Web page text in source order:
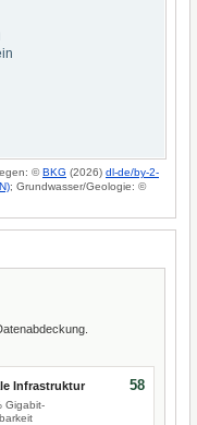
©BKG (2026) dl-de/by-2-
; Grundwasser/Geologie: ©
Infrastruktur
Gigabit-
58